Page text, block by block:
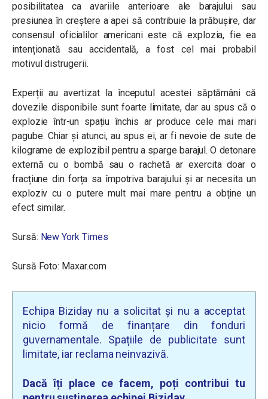
posibilitatea ca avariile anterioare ale barajului sau
presiunea în creștere a apei să contribuie la prăbușire, dar
consensul oficialilor americani este că explozia, fie ea
intenționată sau accidentală, a fost cel mai probabil
motivul distrugerii.
Experții au avertizat la începutul acestei săptămâni că
dovezile disponibile sunt foarte limitate, dar au spus că o
explozie într-un spațiu închis ar produce cele mai mari
pagube. Chiar și atunci, au spus ei, ar fi nevoie de sute de
kilograme de explozibil pentru a sparge barajul. O detonare
externă cu o bombă sau o rachetă ar exercita doar o
fracțiune din forța sa împotriva barajului și ar necesita un
exploziv cu o putere mult mai mare pentru a obține un
efect similar.
Sursă: New York Times
Sursă Foto: Maxar.com
Echipa Biziday nu a solicitat și nu a acceptat
nicio formă de finanțare din fonduri
guvernamentale. Spațiile de publicitate sunt
limitate, iar reclama neinvazivă.
Dacă îți place ce facem, poți contribui tu